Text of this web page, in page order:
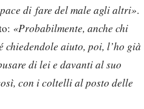
di fare del male agli altri».
«Probabilmente, anche chi
chiedendole aiuto, poi, l’ho già
di lei e davanti al suo
con i coltelli al posto delle